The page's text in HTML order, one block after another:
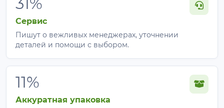
Сервис
Пишут о вежливых менеджерах, уточнении
деталей и помощи с выбором.
11%
Аккуратная упаковка